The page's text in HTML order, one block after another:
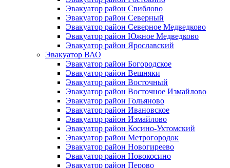
Эвакуатор район Свиблово
Эвакуатор район Северный
Эвакуатор район Северное Медведково
Эвакуатор район Южное Медведково
Эвакуатор район Ярославский
Эвакуатор ВАО
Эвакуатор район Богородское
Эвакуатор район Вешняки
Эвакуатор район Восточный
Эвакуатор район Восточное Измайлово
Эвакуатор район Гольяново
Эвакуатор район Ивановское
Эвакуатор район Измайлово
Эвакуатор район Косино-Ухтомский
Эвакуатор район Метрогородок
Эвакуатор район Новогиреево
Эвакуатор район Новокосино
Эвакуатор район Перово